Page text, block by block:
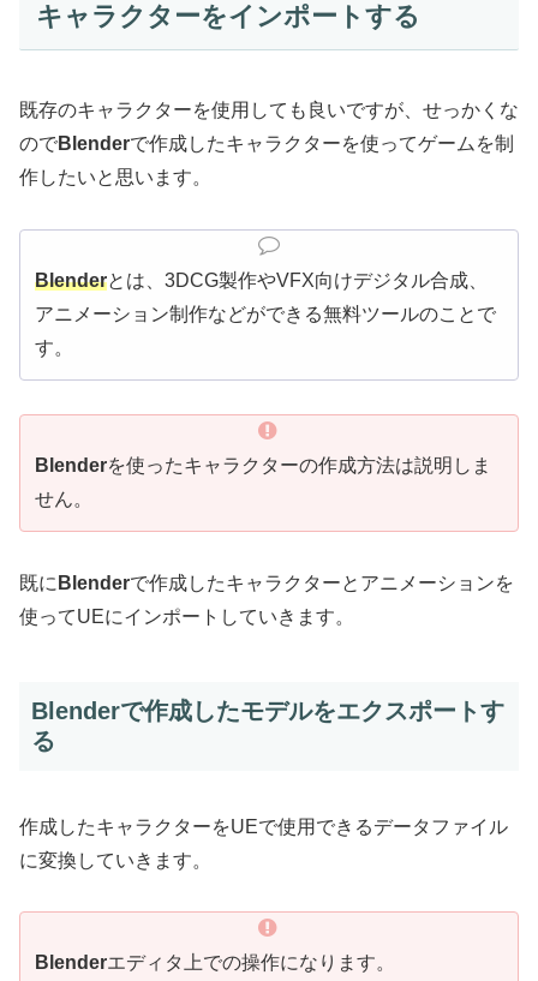
キャラクターをインポートする
既存のキャラクターを使用しても良いですが、せっかくな
のでBlenderで作成したキャラクターを使ってゲームを制
作したいと思います。
Blenderとは、3DCG製作やVFX向けデジタル合成、
アニメーション制作などができる無料ツールのことで
す。
Blenderを使ったキャラクターの作成方法は説明しま
せん。
既に Blenderで作成したキャラクターとアニメーションを
使ってUEにインポートしていきます。
Blenderで作成したモデルをエクスポートす
る
作成したキャラクターをUEで使用できるデータファイル
に変換していきます。
Blenderエディタ上での操作になります。